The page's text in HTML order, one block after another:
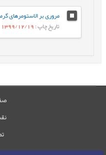
مروری بر الاستومرهای
تاریخ چاپ: 1399/12/19